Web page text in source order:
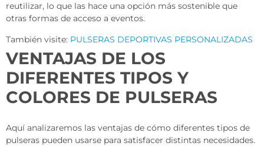
reutilizar, lo que las hace una opción más sostenible que
otras formas de acceso a eventos.
También visite: PULSERAS DEPORTIVAS PERSONALIZADAS
VENTAJAS DE LOS
DIFERENTES TIPOS Y
COLORES DE PULSERAS
Aquí analizaremos las ventajas de cómo diferentes tipos de
pulseras pueden usarse para satisfacer distintas necesidades.